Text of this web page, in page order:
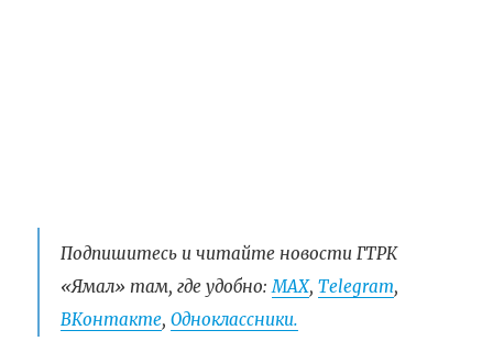
Подпишитесь и читайте новости ГТРК
«Ямал» там, где удобно:МАХ, Telegram,
ВКонтакте, Одноклассники.